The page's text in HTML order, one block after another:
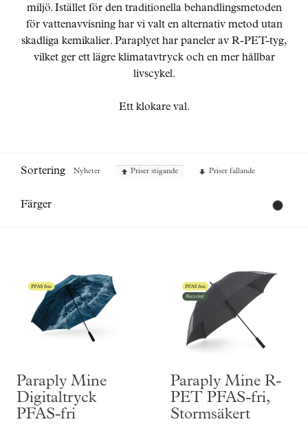
miljö. Istället för den traditionella behandlingsmetoden
för vattenavvisning har vi valt en alternativ metod utan
skadliga kemikalier. Paraplyet har paneler av R-PET-tyg,
vilket ger ett lägre klimatavtryck och en mer hållbar
livscykel.
Ett klokare val.
Sortering Nyheter Priser stigande Priser fallande
Färger
Paraply Mine
Digitaltryck
PFAS-fri
Paraply Mine R-
PET PFAS-fri,
Stormsäkert
Pressinformation
Logga in